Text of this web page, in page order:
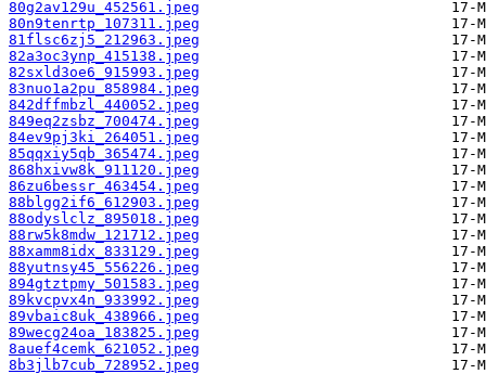
80g2av129u_452561.jpeg
80n9tenrtp_107311.jpeg
81flsc6zj5_212963.jpeg
82a3oc3ynp_415138.jpeg
82sxld3oe6_915993.jpeg
83nuo1a2pu_858984.jpeg
842dffmbzl_440052.jpeg
849eq2zsbz_700474.jpeg
84ev9pj3ki_264051.jpeg
85qqxiy5qb_365474.jpeg
868hxivw8k_911120.jpeg
86zu6bessr_463454.jpeg
88blgg2if6_612903.jpeg
88odyslclz_895018.jpeg
88rw5k8mdw_121712.jpeg
88xamm8idx_833129.jpeg
88yutnsy45_556226.jpeg
894gtztpmy_501583.jpeg
89kvcpvx4n_933992.jpeg
89vbaic8uk_438966.jpeg
89wecg24oa_183825.jpeg
8auef4cemk_621052.jpeg
8b3jlb7cub_728952.jpeg